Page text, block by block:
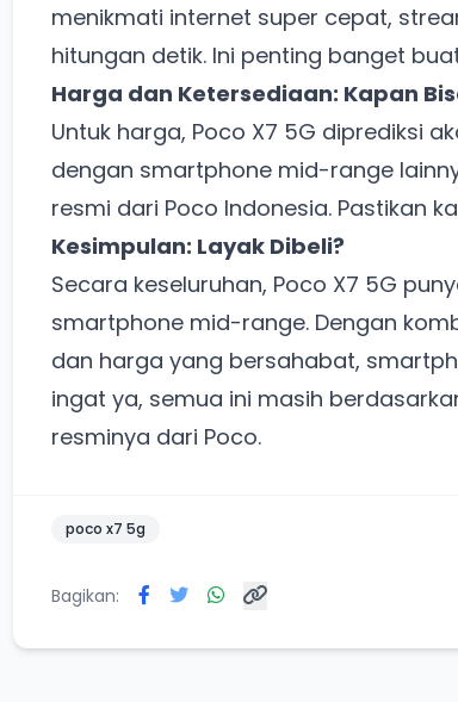
menikmati internet super cepat,
hitungan detik. Ini penting banget
Harga dan Ketersediaan: Kapan
Untuk harga, Poco X7 5G diprediksi
dengan smartphone mid-range
resmi dari Poco Indonesia. Pastikan
Kesimpulan: Layak Dibeli?
Secara keseluruhan, Poco X7 5G
smartphone mid-range. Dengan
dan harga yang bersahabat,
ingat ya, semua ini masih
resminya dari Poco.
poco x7 5g
Bagikan:
Punya
Tanpa daftar